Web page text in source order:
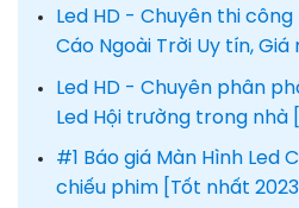
Led HD - Chuyên thi
Cáo Ngoài Trời Uy tín, Giá
Led HD - Chuyên phân
Led Hội trường trong nhà
#1 Báo giá Màn Hình Led
chiếu phim [Tốt nhất 2023]